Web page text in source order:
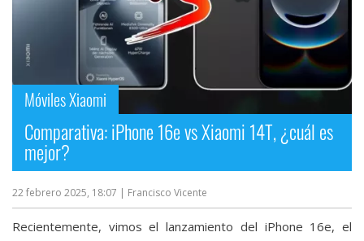
Móviles Xiaomi
Comparativa: iPhone 16e vs Xiaomi 14T, ¿cuál es
mejor?
22 febrero 2025, 18:07 | Francisco Vicente
Recientemente, vimos el lanzamiento del iPhone 16e, el